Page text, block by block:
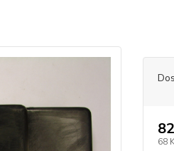
68